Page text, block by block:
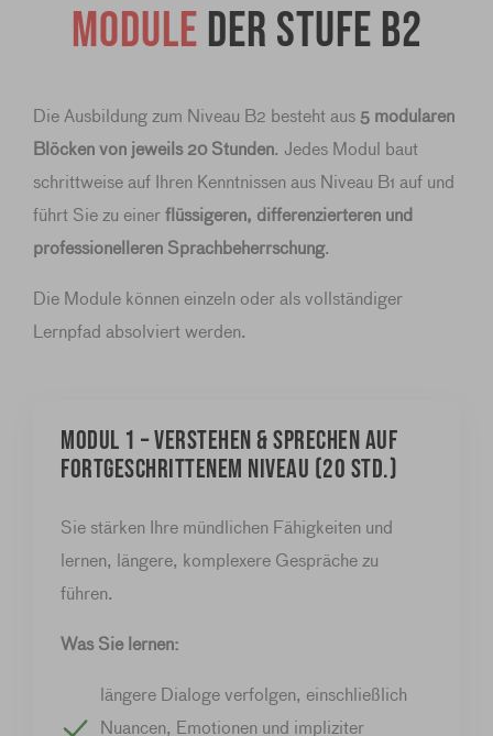
Module der Stufe B2
Die Ausbildung zum Niveau B2 besteht aus 5 modularen
Blöcken von jeweils 20 Stunden. Jedes Modul baut
schrittweise auf Ihren Kenntnissen aus Niveau B1 auf und
führt Sie zu einer flüssigeren, differenzierteren und
professionelleren Sprachbeherrschung.
Die Module können einzeln oder als vollständiger
Lernpfad absolviert werden.
MODUL 1 – Verstehen & Sprechen auf
fortgeschrittenem Niveau (20 Std.)
Sie stärken Ihre mündlichen Fähigkeiten und
lernen, längere, komplexere Gespräche zu
führen.
Was Sie lernen:
längere Dialoge verfolgen, einschließlich
Nuancen, Emotionen und impliziter